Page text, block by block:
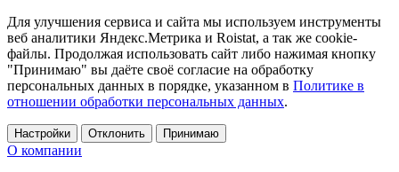
Для улучшения сервиса и сайта мы используем инструменты
веб аналитики Яндекс.Метрика и Roistat, а так же cookie-
файлы. Продолжая использовать сайт либо нажимая кнопку
"Принимаю" вы даёте своё согласие на обработку
персональных данных в порядке, указанном в Политике в
отношении обработки персональных данных.
Настройки Отклонить Принимаю
О компании